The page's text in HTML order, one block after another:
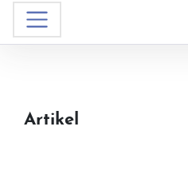
Artikel